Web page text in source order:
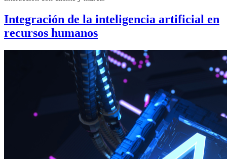
Integración de la inteligencia artificial en
recursos humanos